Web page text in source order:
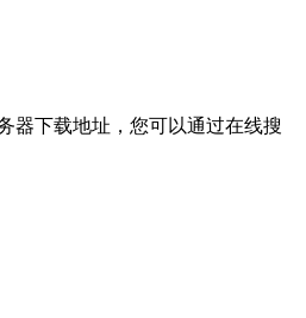
器下载地址，您可以通过在线搜